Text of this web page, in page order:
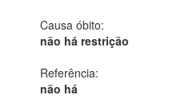
Causa óbito:
não há restrição
Referência:
não há